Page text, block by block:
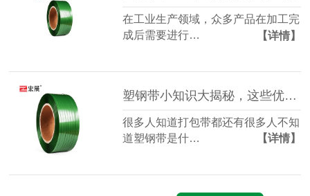
在工业生产领域，众多产品在加工完
成后需要进行…
【详情】
塑钢带小知识大揭秘，这些优势和适用场景你了解吗？
很多人知道打包带都还有很多人不知
道塑钢带是什…
【详情】